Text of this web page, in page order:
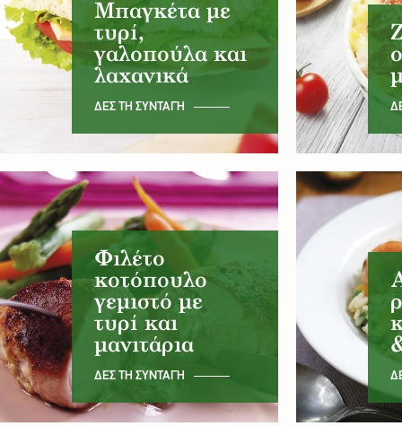
Μπαγκέτα με
τυρί,
γαλοπούλα και
λαχανικά
ΔΕΣ ΤΗ ΣΥΝΤΑΓΗ
Φιλέτο
κοτόπουλο
γεμιστό με
τυρί και
μανιτάρια
ΔΕΣ ΤΗ ΣΥΝΤΑΓΗ